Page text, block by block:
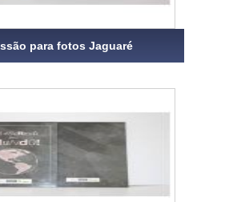
para fotos Jaguaré